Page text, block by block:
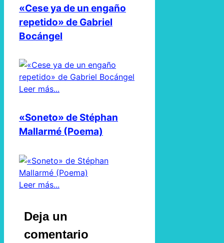
«Cese ya de un engaño
repetido» de Gabriel
Bocángel
Leer más...
«Soneto» de Stéphan
Mallarmé (Poema)
Leer más...
Deja un
comentario